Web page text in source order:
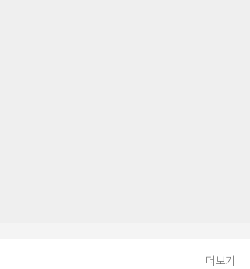
더보기